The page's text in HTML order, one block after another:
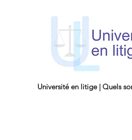
Université en litige | Quels